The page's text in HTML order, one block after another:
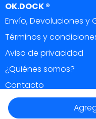
OK.DOCK ®
Envío, Devoluciones y
Términos y
Aviso de privacidad
¿Quiénes somos?
Contacto
Todos